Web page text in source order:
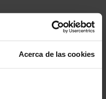
Acerca de las cookies